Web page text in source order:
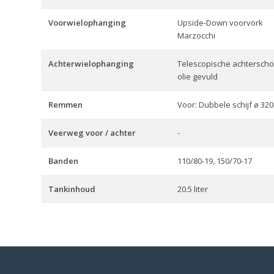
Voorwielophanging
Upside-Down voorvork
Marzocchi
Achterwielophanging
Telescopische
olie gevuld
Remmen Voor: Dubbele schijf ø
Veerweg voor / achter -
Banden 110/80-19, 150/70-17
Tankinhoud 20.5 liter